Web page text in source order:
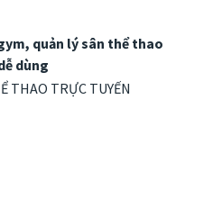
quản lý sân thể thao
dùng
THAO TRỰC TUYẾN